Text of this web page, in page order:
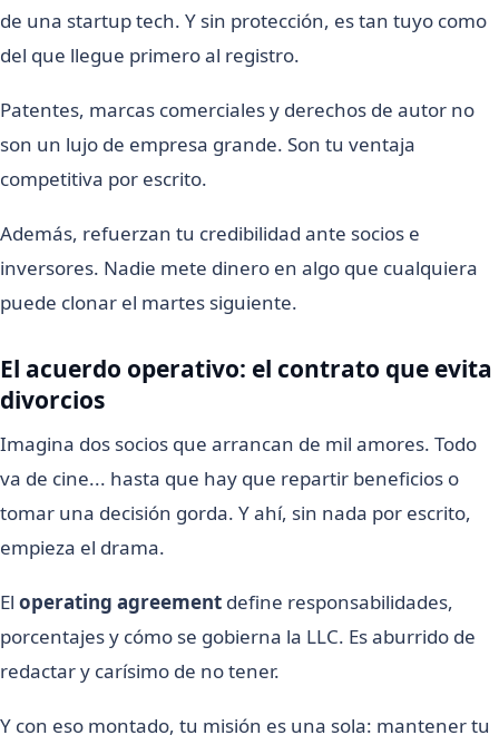
de una startup tech. Y sin protección, es tan tuyo como
del que llegue primero al registro.
Patentes, marcas comerciales y derechos de autor no
son un lujo de empresa grande. Son tu ventaja
competitiva por escrito.
Además, refuerzan tu credibilidad ante socios e
inversores. Nadie mete dinero en algo que cualquiera
puede clonar el martes siguiente.
El acuerdo operativo: el contrato que evita
divorcios
Imagina dos socios que arrancan de mil amores. Todo
va de cine... hasta que hay que repartir beneficios o
tomar una decisión gorda. Y ahí, sin nada por escrito,
empieza el drama.
El operating agreement define responsabilidades,
porcentajes y cómo se gobierna la LLC. Es aburrido de
redactar y carísimo de no tener.
Y con eso montado, tu misión es una sola: mantener tu